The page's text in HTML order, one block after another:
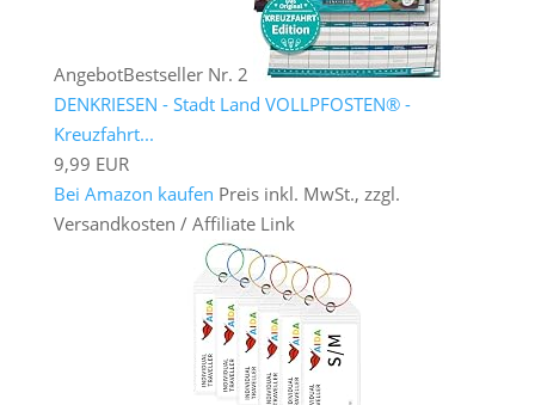
AngebotBestseller Nr. 2
DENKRIESEN - Stadt Land VOLLPFOSTEN® -
Kreuzfahrt...
9,99 EUR
Bei Amazon kaufen Preis inkl. MwSt., zzgl.
Versandkosten / Affiliate Link